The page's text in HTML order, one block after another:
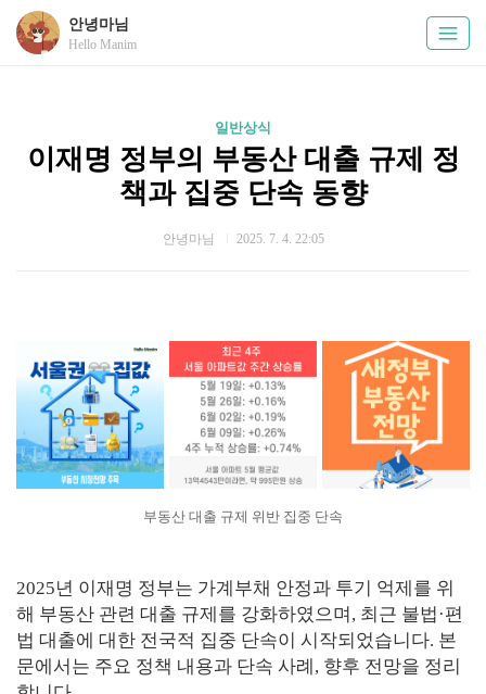
안녕마님
Hello Manim
일반상식
이재명 정부의 부동산 대출 규제 정
책과 집중 단속 동향
안녕마님 2025. 7. 4. 22:05
부동산 대출 규제 위반 집중 단속
2025년 이재명 정부는 가계부채 안정과 투기 억제를 위
해 부동산 관련 대출 규제를 강화하였으며, 최근 불법·편
법 대출에 대한 전국적 집중 단속이 시작되었습니다. 본
문에서는 주요 정책 내용과 단속 사례, 향후 전망을 정리